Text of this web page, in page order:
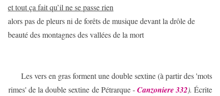
et tout ça fait qu’il ne se passe rien
alors pas de pleurs ni de forêts de musique devant la drôle de
beauté des montagnes des vallées de la mort
Les vers en gras forment une double sextine (à partir des 'mots
rimes' de la double sextine de Pétrarque -Canzoniere 332). Écrite